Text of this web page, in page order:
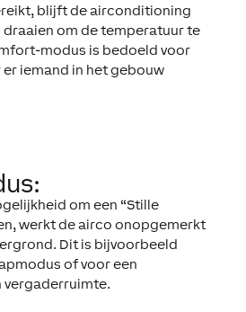
blijft de airconditioning
draaien om de temperatuur te
modus is bedoeld voor
iemand in het gebouw
om een “Stille
werkt de airco onopgemerkt
Dit is bijvoorbeeld
of voor een
vergaderruimte.